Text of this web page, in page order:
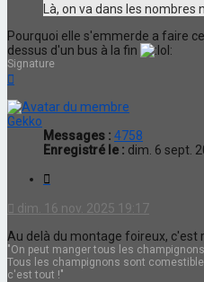
Là, on va dans les nombres
Pourquoi elle s'emmerde a faire
dessus d'un bus à la fin
Signature
Gekko
Messages : 4758
Enregistré le : dim. 6 sept.
dim. 16 nov. 2025 19:17
Au delà du montage foireux, c'est
"On peut manger tous les
Tous les champignons sont
c'est tout !"